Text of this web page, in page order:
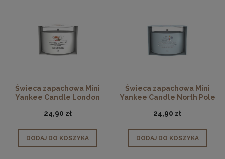
Świeca zapachowa Mini
Yankee Candle London
24,90 zł
DODAJ DO KOSZYKA
Świeca zapachowa Mini
Yankee Candle North Pole
24,90 zł
DODAJ DO KOSZYKA